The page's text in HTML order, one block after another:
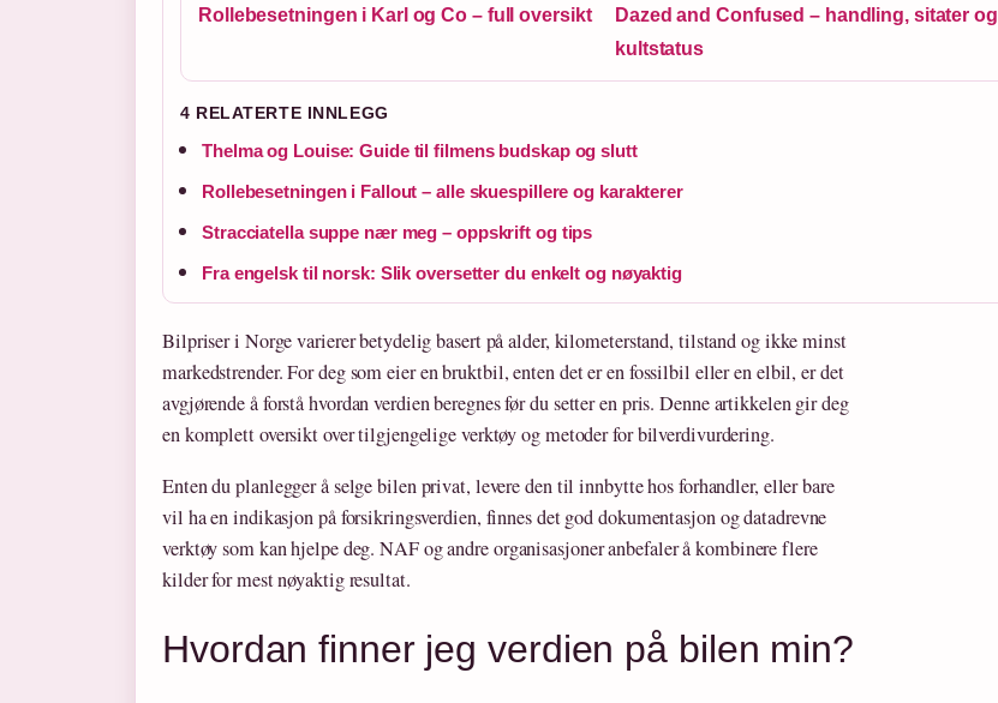
Rollebesetningen i Karl og Co – full oversikt
Dazed and Confused – handling, sitater og
kultstatus
4 RELATERTE INNLEGG
Thelma og Louise: Guide til filmens budskap og slutt
Rollebesetningen i Fallout – alle skuespillere og karakterer
Stracciatella suppe nær meg – oppskrift og tips
Fra engelsk til norsk: Slik oversetter du enkelt og nøyaktig
Bilpriser i Norge varierer betydelig basert på alder, kilometerstand, tilstand og ikke minst
markedstrender. For deg som eier en bruktbil, enten det er en fossilbil eller en elbil, er det
avgjørende å forstå hvordan verdien beregnes før du setter en pris. Denne artikkelen gir deg
en komplett oversikt over tilgjengelige verktøy og metoder for bilverdivurdering.
Enten du planlegger å selge bilen privat, levere den til innbytte hos forhandler, eller bare
vil ha en indikasjon på forsikringsverdien, finnes det god dokumentasjon og datadrevne
verktøy som kan hjelpe deg. NAF og andre organisasjoner anbefaler å kombinere flere
kilder for mest nøyaktig resultat.
Hvordan finner jeg verdien på bilen min?